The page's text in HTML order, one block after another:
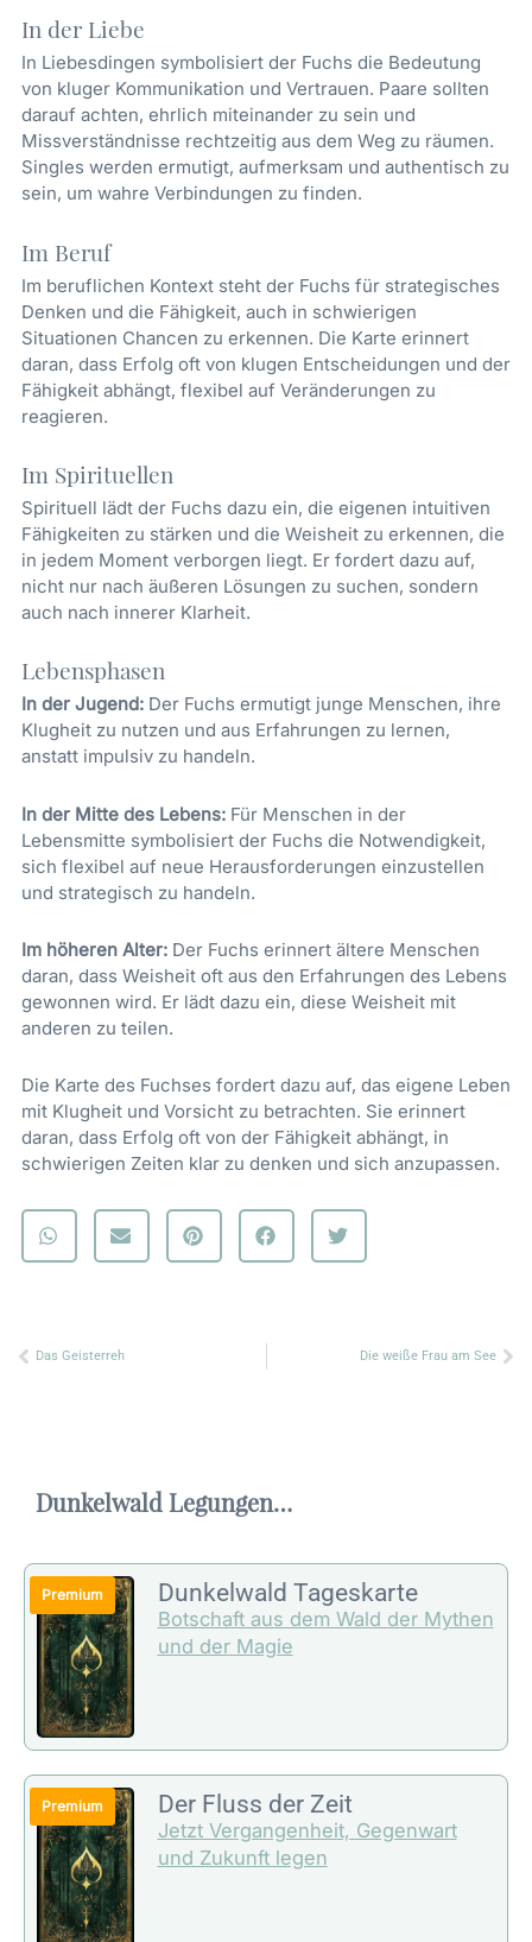
In der Liebe
In Liebesdingen symbolisiert der Fuchs die Bedeutung
von kluger Kommunikation und Vertrauen. Paare sollten
darauf achten, ehrlich miteinander zu sein und
Missverständnisse rechtzeitig aus dem Weg zu räumen.
Singles werden ermutigt, aufmerksam und authentisch zu
sein, um wahre Verbindungen zu finden.
Im Beruf
Im beruflichen Kontext steht der Fuchs für strategisches
Denken und die Fähigkeit, auch in schwierigen
Situationen Chancen zu erkennen. Die Karte erinnert
daran, dass Erfolg oft von klugen Entscheidungen und der
Fähigkeit abhängt, flexibel auf Veränderungen zu
reagieren.
Im Spirituellen
Spirituell lädt der Fuchs dazu ein, die eigenen intuitiven
Fähigkeiten zu stärken und die Weisheit zu erkennen, die
in jedem Moment verborgen liegt. Er fordert dazu auf,
nicht nur nach äußeren Lösungen zu suchen, sondern
auch nach innerer Klarheit.
Lebensphasen
In der Jugend: Der Fuchs ermutigt junge Menschen, ihre
Klugheit zu nutzen und aus Erfahrungen zu lernen,
anstatt impulsiv zu handeln.
In der Mitte des Lebens: Für Menschen in der
Lebensmitte symbolisiert der Fuchs die Notwendigkeit,
sich flexibel auf neue Herausforderungen einzustellen
und strategisch zu handeln.
Im höheren Alter: Der Fuchs erinnert ältere Menschen
daran, dass Weisheit oft aus den Erfahrungen des Lebens
gewonnen wird. Er lädt dazu ein, diese Weisheit mit
anderen zu teilen.
Die Karte des Fuchses fordert dazu auf, das eigene Leben
mit Klugheit und Vorsicht zu betrachten. Sie erinnert
daran, dass Erfolg oft von der Fähigkeit abhängt, in
schwierigen Zeiten klar zu denken und sich anzupassen.
Zurück
Das Geisterreh Die weiße Frau am See
Dunkelwald Legungen…
Dunkelwald Tageskarte
Botschaft aus dem Wald der Mythen
und der Magie
Der Fluss der Zeit
Jetzt Vergangenheit, Gegenwart
und Zukunft legen